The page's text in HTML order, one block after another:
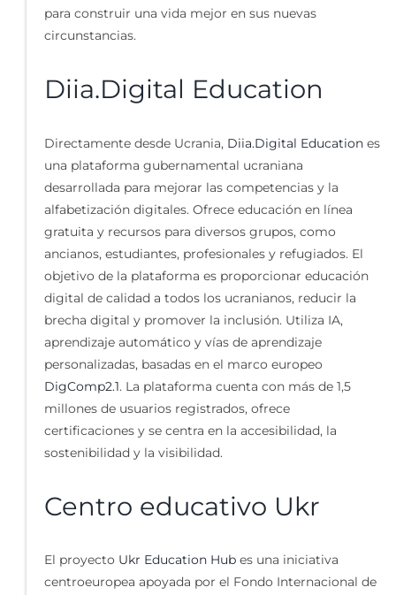
para construir una vida mejor en sus nuevas
circunstancias.
Diia.Digital Education
Directamente desde Ucrania, Diia.Digital Education es
una plataforma gubernamental ucraniana
desarrollada para mejorar las competencias y la
alfabetización digitales. Ofrece educación en línea
gratuita y recursos para diversos grupos, como
ancianos, estudiantes, profesionales y refugiados. El
objetivo de la plataforma es proporcionar educación
digital de calidad a todos los ucranianos, reducir la
brecha digital y promover la inclusión. Utiliza IA,
aprendizaje automático y vías de aprendizaje
personalizadas, basadas en el marco europeo
DigComp2.1. La plataforma cuenta con más de 1,5
millones de usuarios registrados, ofrece
certificaciones y se centra en la accesibilidad, la
sostenibilidad y la visibilidad.
Centro educativo Ukr
El proyecto Ukr Education Hub es una iniciativa
centroeuropea apoyada por el Fondo Internacional de